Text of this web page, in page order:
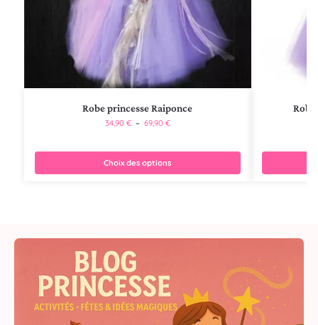
Robe princesse Raiponce
34,90 € – 69,90 €
Choix des options